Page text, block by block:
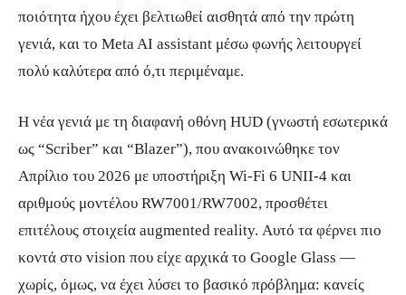
ποιότητα ήχου έχει βελτιωθεί αισθητά από την πρώτη
γενιά, και το Meta AI assistant μέσω φωνής λειτουργεί
πολύ καλύτερα από ό,τι περιμέναμε.
Η νέα γενιά με τη διαφανή οθόνη HUD (γνωστή εσωτερικά
ως “Scriber” και “Blazer”), που ανακοινώθηκε τον
Απρίλιο του 2026 με υποστήριξη Wi-Fi 6 UNII-4 και
αριθμούς μοντέλου RW7001/RW7002, προσθέτει
επιτέλους στοιχεία augmented reality. Αυτό τα φέρνει πιο
κοντά στο vision που είχε αρχικά το Google Glass —
χωρίς, όμως, να έχει λύσει το βασικό πρόβλημα: κανείς